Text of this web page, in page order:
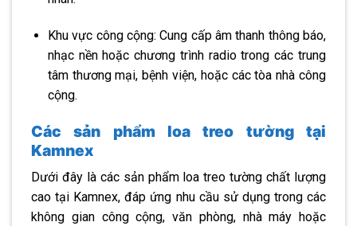
Khu vực công cộng: Cung cấp âm thanh thông báo,
nhạc nền hoặc chương trình radio trong các trung
tâm thương mại, bệnh viện, hoặc các tòa nhà công
cộng.
Các sản phẩm loa treo tường tại
Kamnex
Dưới đây là các sản phẩm loa treo tường chất lượng
cao tại Kamnex, đáp ứng nhu cầu sử dụng trong các
không gian công cộng, văn phòng, nhà máy hoặc